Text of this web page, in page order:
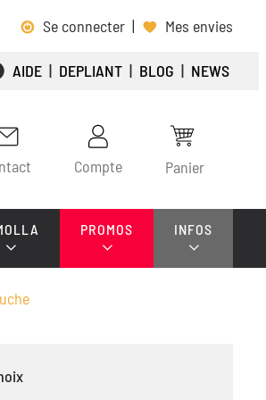
Se connecter | Mes envies
AIDE | DEPLIANT | BLOG | NEWS
Compte Panier
PROMOS INFOS